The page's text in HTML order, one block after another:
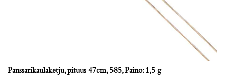
Panssarikaulaketju, pituus 47cm, 585, Paino: 1,5 g